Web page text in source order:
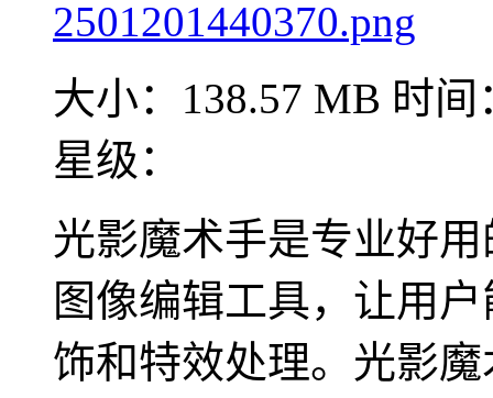
大小：138.57 MB 时间
星级：
光影魔术手是专业好
图像编辑工具，让用
饰和特效处理。光影